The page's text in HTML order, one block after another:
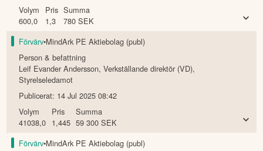
Volym
600,0
Pris
1,3
Summa
780 SEK
Förvärv•MindArk PE Aktiebolag (publ)
Person & befattning
Leif Evander Andersson,Verkställande direktör (VD),
Styrelseledamot
Publicerat: 14 Jul 2025 08:42
Volym
41038,0
Pris
1,445
Summa
59 300 SEK
Förvärv•MindArk PE Aktiebolag (publ)